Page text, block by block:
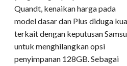
Quandt, kenaikan harga pada
model dasar dan Plus diduga
terkait dengan keputusan
untuk menghilangkan opsi
penyimpanan 128GB. Sebagai